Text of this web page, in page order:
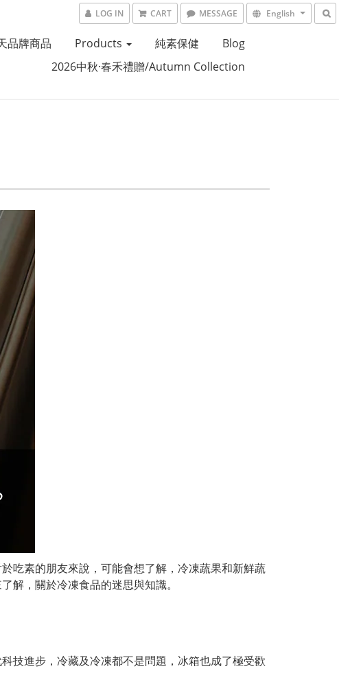
LOG IN CART MESSAGE English
品牌商品 Products 純素保健
Blog
2026中秋·春禾禮贈/Autumn Collection
吃素的朋友來說，可能會想了解，冷凍蔬果和新鮮蔬
解，關於冷凍食品的迷思與知識。
技進步，冷藏及冷凍都不是問題，冰箱也成了極受歡